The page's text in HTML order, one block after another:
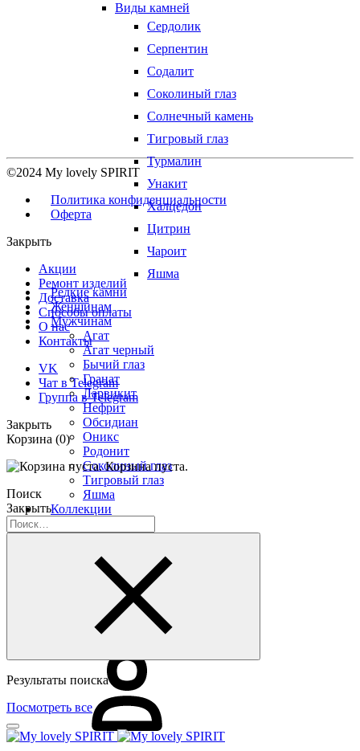
Виды камней
Сердолик
Серпентин
Содалит
Соколиный глаз
Солнечный камень
Тигровый глаз
Турмалин
Унакит
Халцедон
Цитрин
Чароит
Яшма
Редкие камни
Женщинам
Мужчинам
Агат
Агат черный
Бычий глаз
Гранат
Ларвикит
Нефрит
Обсидиан
Оникс
Родонит
Соколиный глаз
Тигровый глаз
Яшма
Коллекции
Арго
Лесная сказка
УРУЙ-АЙХАЛ
Премиум
Распродажа
©2024 My lovely SPIRIT
Политика конфиденциальности
Оферта
Закрыть
Акции
Ремонт изделий
Доставка
Способы оплаты
О нас
Контакты
VK
Чат в Telegram
Группа в Telegram
Закрыть
Корзина (0)
Корзина пуста.
Поиск
Закрыть
Результаты поиска
Посмотреть все